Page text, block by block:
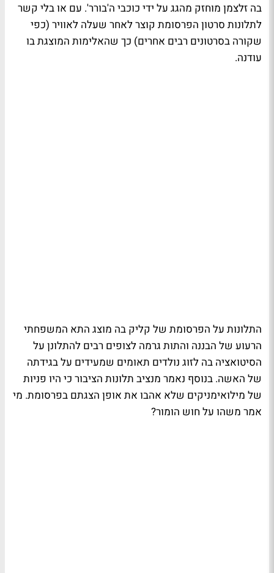
בה זלצמן מוחזק מהגג על ידי כוכבי ה'בורר'. עם או בלי קשר
לתלונות סרטון הפרסומת קוצר לאחר שעלה לאוויר (כפי
שקורה בסרטונים רבים אחרים) כך שהאלימות המוצגת בו
עודנה.
התלונות על הפרסומת של קליק בה מוצג התא המשפחתי
הרעוע של הבננה והתות גרמה לצופים רבים להתלונן על
הסיטואציה בה לזוג נולדים תאומים שמעידים על בגידתה
של האשה. בנוסף נאמר מנציב תלונות הציבור כי היו פניות
של מילואימניקים שלא אהבו את אופן הצגתם בפרסומת. מי
אמר משהו על חוש הומור?